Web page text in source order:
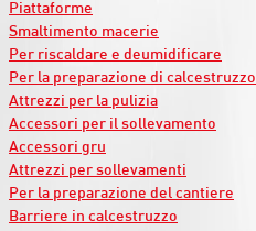
Piattaforme
Smaltimento macerie
Per riscaldare e deumidificare
Per la preparazione di calcestruzzo
Attrezzi per la pulizia
Accessori per il sollevamento
Accessori gru
Attrezzi per sollevamenti
Per la preparazione del cantiere
Barriere in calcestruzzo